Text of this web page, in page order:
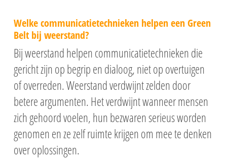
Welke communicatietechnieken helpen een Green
Belt bij weerstand?
Bij weerstand helpen communicatietechnieken die
gericht zijn op begrip en dialoog, niet op overtuigen
of overreden. Weerstand verdwijnt zelden door
betere argumenten. Het verdwijnt wanneer mensen
zich gehoord voelen, hun bezwaren serieus worden
genomen en ze zelf ruimte krijgen om mee te denken
over oplossingen.